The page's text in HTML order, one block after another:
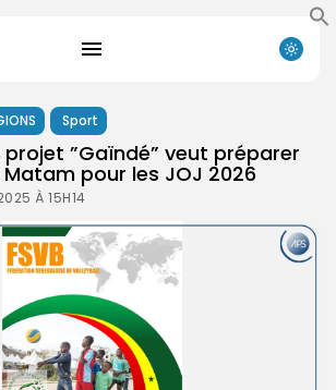
Sport
”Gaïndé” veut préparer
pour les JOJ 2026
À 15H14